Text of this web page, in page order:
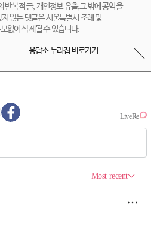
반복적 글, 개인정보 유출,그 밖에 공익을
않는 댓글은 서울특별시 조례 및
없이 삭제될 수 있습니다.
응답소 누리집 바로가기